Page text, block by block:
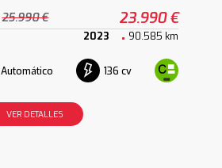
25.990 € 23.990 €
2023 90.585 km
Automático 136 cv
VER DETALLES